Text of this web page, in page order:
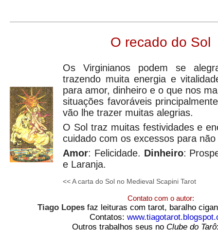
O recado do Sol
Os Virginianos podem se
trazendo muita energia e
para amor, dinheiro e o que nos
situações favoráveis
vão lhe trazer muitas alegrias.
O Sol traz muitas festividades e
cuidado com os excessos para
Amor: Felicidade. Dinheiro:
e Laranja.
<< A carta do Sol no Medieval Scapini Tarot
Contato com o autor:
Tiago Lopes faz leituras com tarot, baralho
Contatos:
Outros trabalhos seus no Clube do Tarô